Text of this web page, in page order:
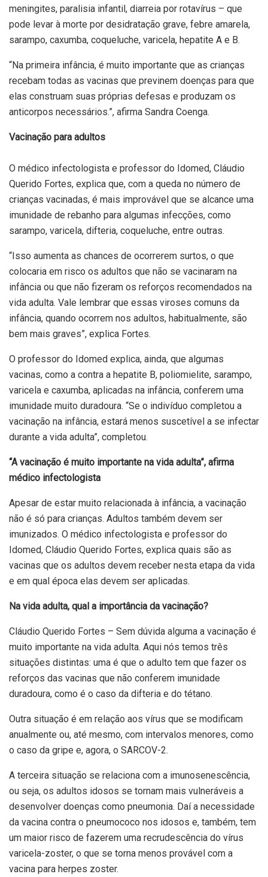
meningites, paralisia infantil, diarreia por rotavírus – que
pode levar à morte por desidratação grave, febre amarela,
sarampo, caxumba, coqueluche, varicela, hepatite A e B.
“Na primeira infância, é muito importante que as crianças
recebam todas as vacinas que previnem doenças para que
elas construam suas próprias defesas e produzam os
anticorpos necessários.”, afirma Sandra Coenga.
Vacinação para adultos
O médico infectologista e professor do Idomed, Cláudio
Querido Fortes, explica que, com a queda no número de
crianças vacinadas, é mais improvável que se alcance uma
imunidade de rebanho para algumas infecções, como
sarampo, varicela, difteria, coqueluche, entre outras.
“Isso aumenta as chances de ocorrerem surtos, o que
colocaria em risco os adultos que não se vacinaram na
infância ou que não fizeram os reforços recomendados na
vida adulta. Vale lembrar que essas viroses comuns da
infância, quando ocorrem nos adultos, habitualmente, são
bem mais graves”, explica Fortes.
O professor do Idomed explica, ainda, que algumas
vacinas, como a contra a hepatite B, poliomielite, sarampo,
varicela e caxumba, aplicadas na infância, conferem uma
imunidade muito duradoura. “Se o indivíduo completou a
vacinação na infância, estará menos suscetível a se infectar
durante a vida adulta”, completou.
“A vacinação é muito importante na vida adulta”, afirma
médico infectologista
Apesar de estar muito relacionada à infância, a vacinação
não é só para crianças. Adultos também devem ser
imunizados. O médico infectologista e professor do
Idomed, Cláudio Querido Fortes, explica quais são as
vacinas que os adultos devem receber nesta etapa da vida
e em qual época elas devem ser aplicadas.
Na vida adulta, qual a importância da vacinação?
Cláudio Querido Fortes – Sem dúvida alguma a vacinação é
muito importante na vida adulta. Aqui nós temos três
situações distintas: uma é que o adulto tem que fazer os
reforços das vacinas que não conferem imunidade
duradoura, como é o caso da difteria e do tétano.
Outra situação é em relação aos vírus que se modificam
anualmente ou, até mesmo, com intervalos menores, como
o caso da gripe e, agora, o SARCOV-2.
A terceira situação se relaciona com a imunosenescência,
ou seja, os adultos idosos se tornam mais vulneráveis a
desenvolver doenças como pneumonia. Daí a necessidade
da vacina contra o pneumococo nos idosos e, também, tem
um maior risco de fazerem uma recrudescência do vírus
varicela-zoster, o que se torna menos provável com a
vacina para herpes zoster.